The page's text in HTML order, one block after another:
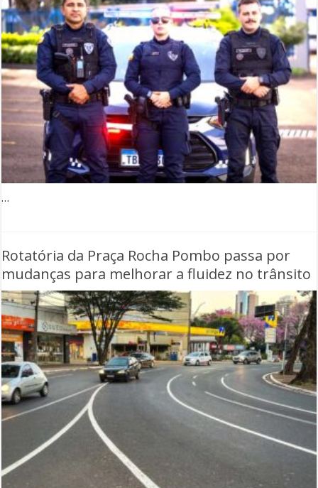
…
Rotatória da Praça Rocha Pombo passa por
mudanças para melhorar a fluidez no trânsito